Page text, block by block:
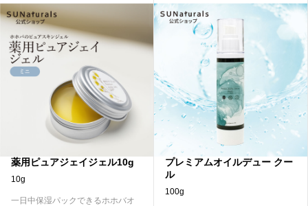
薬用ピュアジェイジェル10g
10g
一日中保湿パックできるホホバオ
プレミアムオイルデュー クー
ル
100g